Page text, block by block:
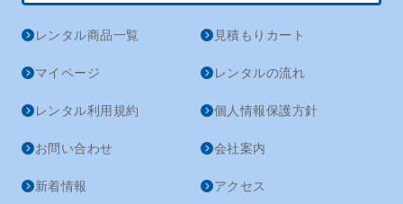
レンタル商品一覧 見積もりカート
マイページ レンタルの流れ
レンタル利用規約 個人情報保護方針
お問い合わせ 会社案内
新着情報 アクセス